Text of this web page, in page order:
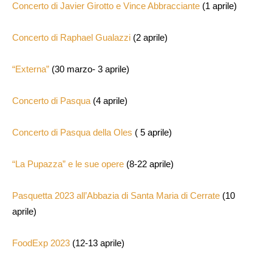
Concerto di Javier Girotto e Vince Abbracciante (1 aprile)
Concerto di Raphael Gualazzi (2 aprile)
“Externa” (30 marzo- 3 aprile)
Concerto di Pasqua (4 aprile)
Concerto di Pasqua della Oles ( 5 aprile)
“La Pupazza” e le sue opere (8-22 aprile)
Pasquetta 2023 all’Abbazia di Santa Maria di Cerrate (10
aprile)
FoodExp 2023 (12-13 aprile)